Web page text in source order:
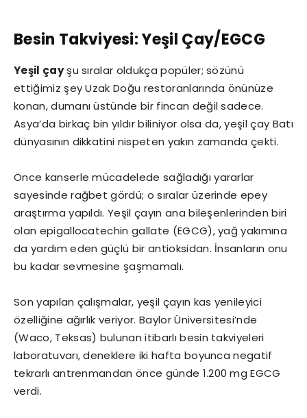
Besin Takviyesi: Yeşil Çay/EGCG
Yeşil çayşu sıralar oldukça popüler; sözünü
ettiğimiz şey Uzak Doğu restoranlarında önünüze
konan, dumanı üstünde bir fincan değil sadece.
Asya’da birkaç bin yıldır biliniyor olsa da, yeşil çay Batı
dünyasının dikkatini nispeten yakın zamanda çekti.
Önce kanserle mücadelede sağladığı yararlar
sayesinde rağbet gördü; o sıralar üzerinde epey
araştırma yapıldı. Yeşil çayın ana bileşenlerinden biri
olan epigallocatechin gallate (EGCG), yağ yakımına
da yardım eden güçlü bir antioksidan. İnsanların onu
bu kadar sevmesine şaşmamalı.
Son yapılan çalışmalar, yeşil çayın kas yenileyici
özelliğine ağırlık veriyor. Baylor Üniversitesi’nde
(Waco, Teksas) bulunan itibarlı besin takviyeleri
laboratuvarı, deneklere iki hafta boyunca negatif
tekrarlı antrenmandan önce günde 1.200 mg EGCG
verdi.